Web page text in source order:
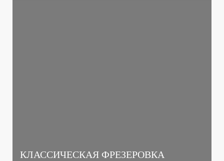
КЛАССИЧЕСКАЯ ФРЕЗЕРОВКА